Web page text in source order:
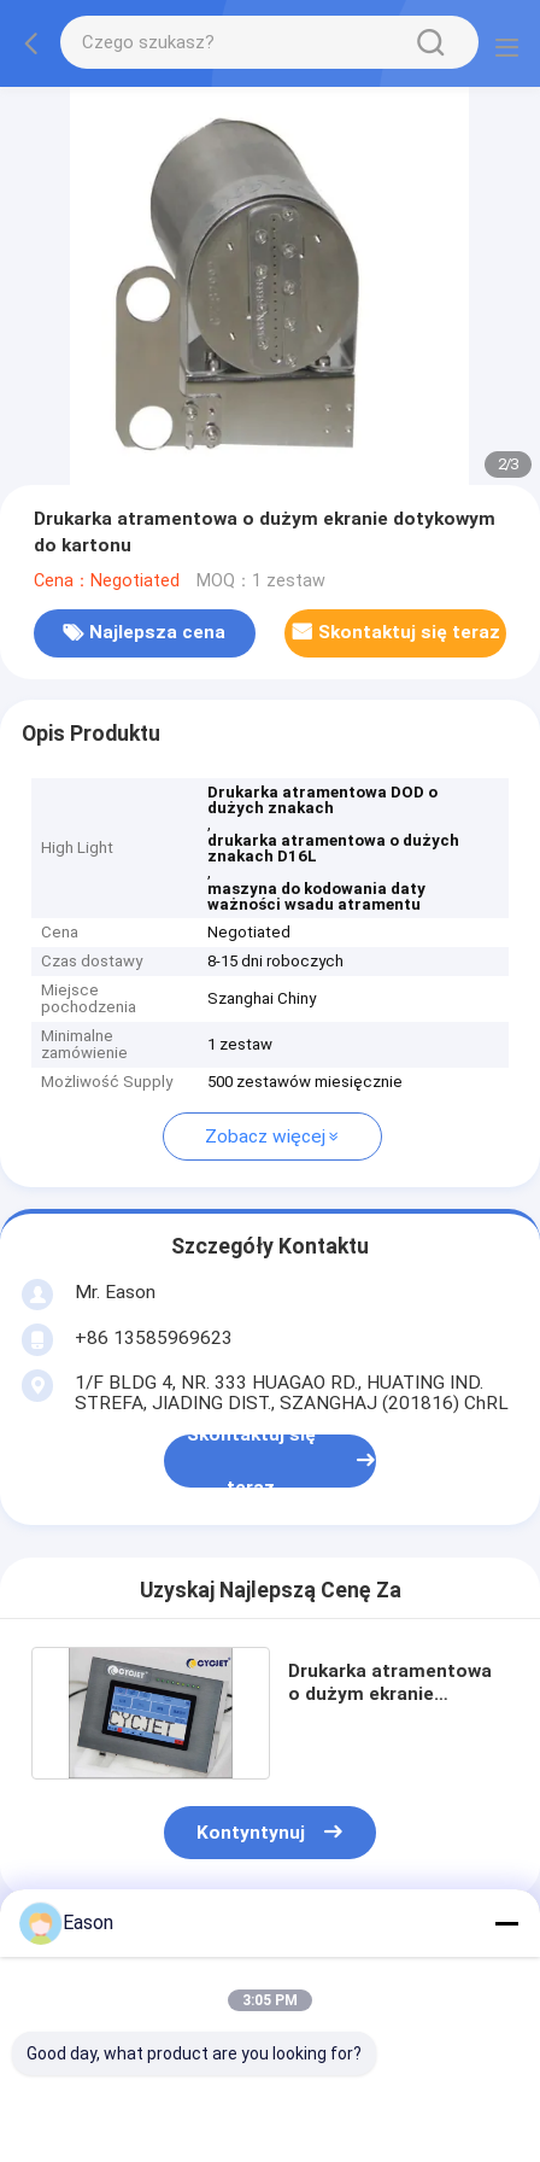
2/3
Drukarka atramentowa o dużym ekranie dotykowym
do kartonu
Cena：Negotiated MOQ：1 zestaw
Najlepsza cena Skontaktuj się teraz
Opis Produktu
High Light
Drukarka atramentowa DOD o
dużych znakach
,
drukarka atramentowa o dużych
znakach D16L
,
maszyna do kodowania daty
ważności wsadu atramentu
Cena
Negotiated
Czas dostawy
8-15 dni roboczych
Miejsce
pochodzenia
Szanghai Chiny
Minimalne
zamówienie
1 zestaw
Możliwość Supply 500 zestawów miesięcznie
Zobacz więcej
Szczegóły Kontaktu
Mr. Eason
+86 13585969623
1/F BLDG 4, NR. 333 HUAGAO RD., HUATING IND.
STREFA, JIADING DIST., SZANGHAJ (201816) ChRL
Skontaktuj się
teraz
Uzyskaj Najlepszą Cenę Za
Drukarka atramentowa
o dużym ekranie
Kontyntynuj
Polecane Produkty
Eason
3:05 PM
Good day, what product are you looking for?